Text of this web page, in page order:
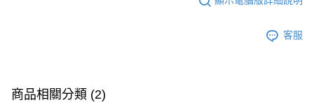
客服
商品相關分類 (2)